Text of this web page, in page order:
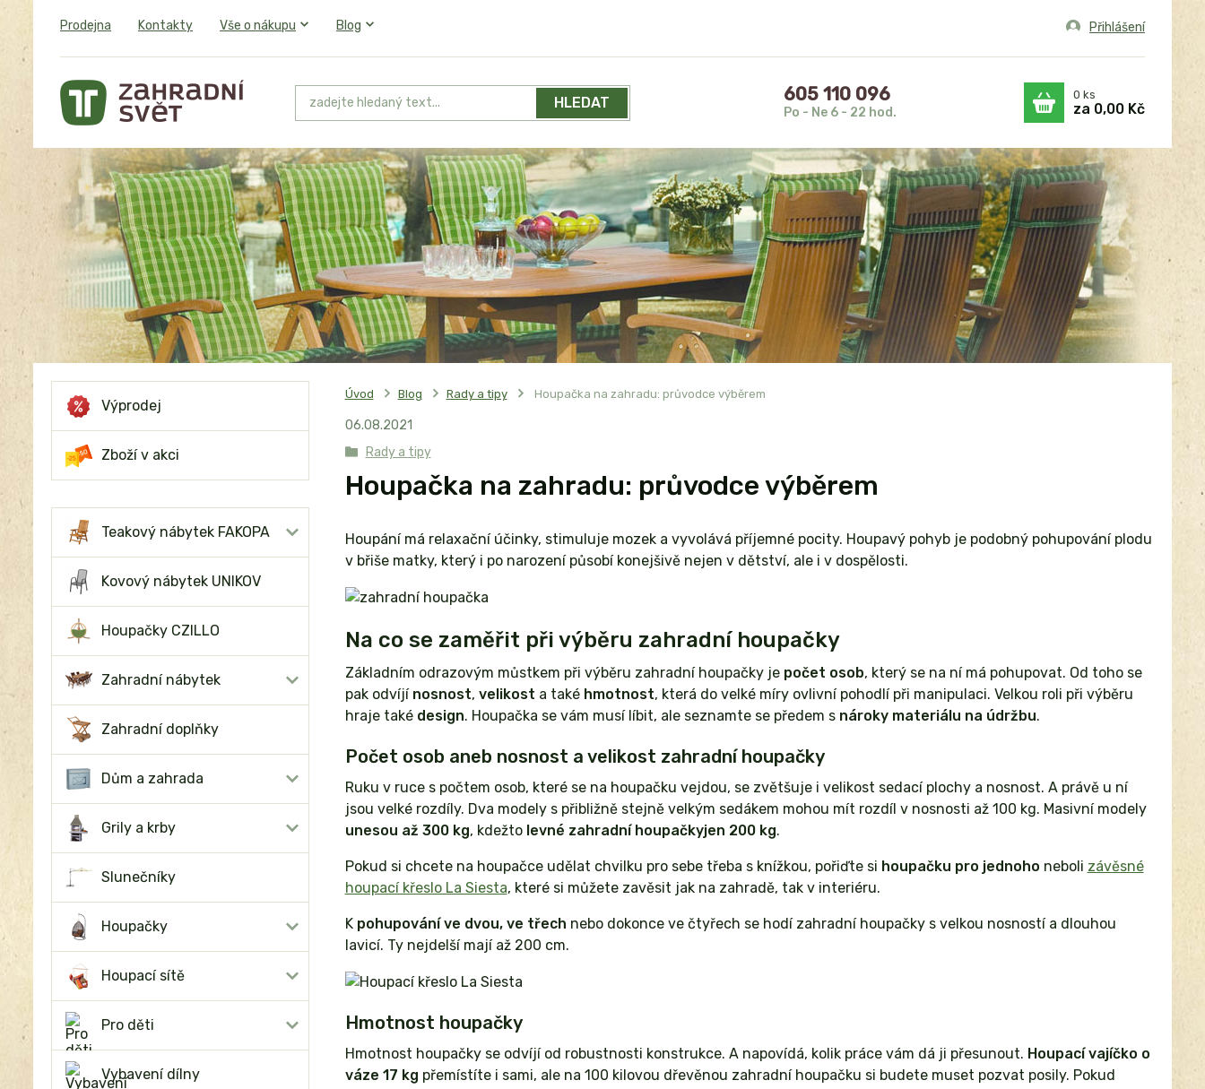
Prodejna Kontakty Vše o nákupu Blog Přihlášení
HLEDAT 605 110 096
Po - Ne 6 - 22 hod.
0 ks
za 0,00 Kč
Výprodej
Zboží v akci
Teakový nábytek FAKOPA
Kovový nábytek UNIKOV
Houpačky CZILLO
Zahradní nábytek
Zahradní doplňky
Dům a zahrada
Grily a krby
Slunečníky
Houpačky
Houpací sítě
Pro děti
Vybavení dílny
Úvod Blog Rady a tipy Houpačka na zahradu: průvodce výběrem
06.08.2021
Rady a tipy
Houpačka na zahradu: průvodce výběrem
Houpání má relaxační účinky, stimuluje mozek a vyvolává příjemné pocity. Houpavý pohyb je podobný pohupování plodu
v břiše matky, který i po narození působí konejšivě nejen v dětství, ale i v dospělosti.
Na co se zaměřit při výběru zahradní houpačky
Základním odrazovým můstkem při výběru zahradní houpačky je počet osob, který se na ní má pohupovat. Od toho se
pak odvíjí nosnost, velikost a takéhmotnost, která do velké míry ovlivní pohodlí při manipulaci. Velkou roli při výběru
hraje také design. Houpačka se vám musí líbit, ale seznamte se předem s nároky materiálu na údržbu.
Počet osob aneb nosnost a velikost zahradní houpačky
Ruku v ruce s počtem osob, které se na houpačku vejdou, se zvětšuje i velikost sedací plochy a nosnost. A právě u ní
jsou velké rozdíly. Dva modely s přibližně stejně velkým sedákem mohou mít rozdíl v nosnosti až 100 kg. Masivní modely
unesou až 300 kg, kdežto levné zahradní houpačkyjen 200 kg.
Pokud si chcete na houpačce udělat chvilku pro sebe třeba s knížkou, pořiďte si houpačku pro jednoho neboli závěsné
houpací křeslo La Siesta, které si můžete zavěsit jak na zahradě, tak v interiéru.
K pohupování ve dvou, ve třech nebo dokonce ve čtyřech se hodí zahradní houpačky s velkou nosností a dlouhou
lavicí. Ty nejdelší mají až 200 cm.
Hmotnost houpačky
Hmotnost houpačky se odvíjí od robustnosti konstrukce. A napovídá, kolik práce vám dá ji přesunout. Houpací vajíčko o
váze 17 kg přemístíte i sami, ale na 100 kilovou dřevěnou zahradní houpačku si budete muset pozvat posily. Pokud